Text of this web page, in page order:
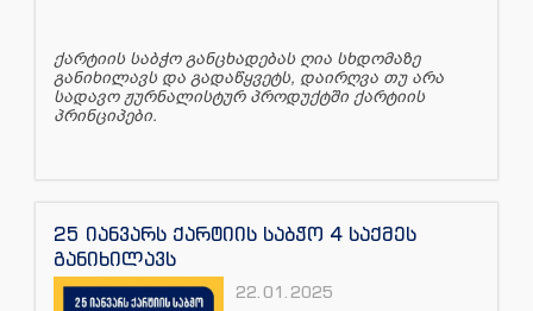
ქარტიის საბჭო განცხადებას ღია სხდომაზე
განიხილავს და გადაწყვეტს, დაირღვა თუ არა
სადავო ჟურნალისტურ პროდუქტში ქარტიის
პრინციპები.
25 იანვარს ქარტიის საბჭო 4 საქმეს
განიხილავს
22.01.2025